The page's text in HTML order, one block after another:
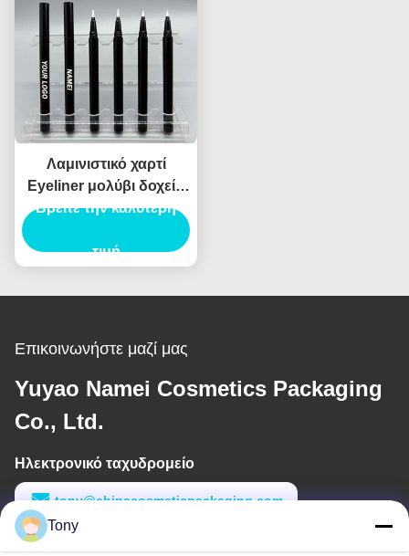
Λαμινιστικό χαρτί
Eyeliner μολύβι δοχείο
συσκευασίας σωλήνα
ενέσεις φούσκωμα
Βρείτε την καλύτερη
τιμή
Επικοινωνήστε μαζί μας
Yuyao Namei Cosmetics Packaging
Co., Ltd.
Ηλεκτρονικό ταχυδρομείο
tony@chinacosmeticpackaging.com
Εργασιακό χρόνο
Tony